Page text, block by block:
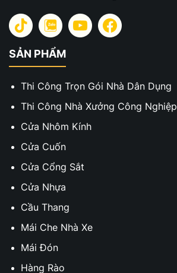
SẢN PHẨM
Thi Công Trọn Gói Nhà Dân Dụng
Thi Công Nhà Xưởng Công Nghiệp
Cửa Nhôm Kính
Cửa Cuốn
Cửa Cổng Sắt
Cửa Nhựa
Cầu Thang
Mái Che Nhà Xe
Mái Đón
Hàng Rào